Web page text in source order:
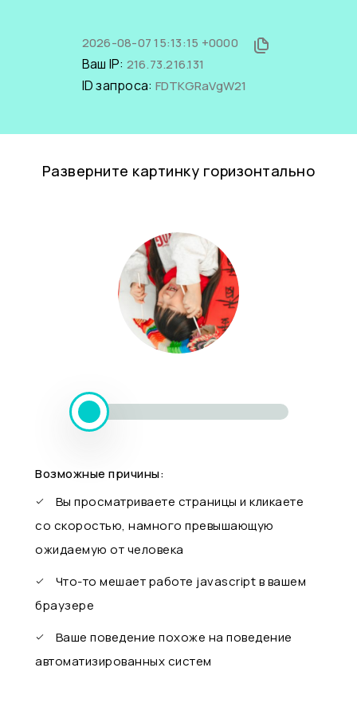
2026-08-07 15:13:15 +0000
Ваш IP: 216.73.216.131
ID запроса: FDTKGRaVgW21
Разверните картинку горизонтально
Возможные причины:
Вы просматриваете страницы и кликаете
со скоростью, намного превышающую
ожидаемую от человека
Что-то мешает работе javascript в вашем
браузере
Ваше поведение похоже на поведение
автоматизированных систем